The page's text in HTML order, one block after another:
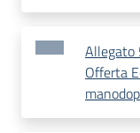
Allegato
Offerta